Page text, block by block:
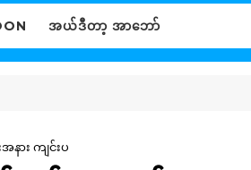
အယ်ဒီတာ့ အာဘော်
နား ကျင်းပ